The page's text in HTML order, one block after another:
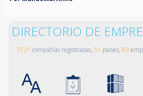
DIRECTORIO DE
3721 compañías registradas, 51 países, 83